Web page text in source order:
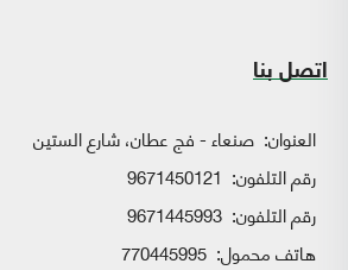
اتصل بنا
العنوان: صنعاء - فج عطان، شارع الستين
رقم التلفون: 9671450121
رقم التلفون: 9671445993
هاتف محمول: 770445995